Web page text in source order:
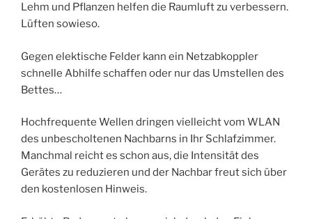
Lehm und Pflanzen helfen die Raumluft zu verbessern.
Lüften sowieso.
Gegen elektische Felder kann ein Netzabkoppler
schnelle Abhilfe schaffen oder nur das Umstellen des
Bettes…
Hochfrequente Wellen dringen vielleicht vom WLAN
des unbescholtenen Nachbarns in Ihr Schlafzimmer.
Manchmal reicht es schon aus, die Intensität des
Gerätes zu reduzieren und der Nachbar freut sich über
den kostenlosen Hinweis.